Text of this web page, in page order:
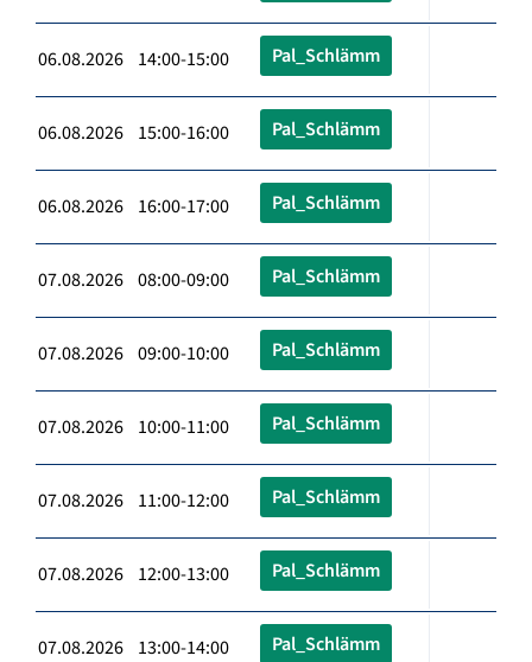
06.08.2026 14:00-15:00 Pal_Schlämm
06.08.2026 15:00-16:00 Pal_Schlämm
06.08.2026 16:00-17:00 Pal_Schlämm
07.08.2026 08:00-09:00 Pal_Schlämm
07.08.2026 09:00-10:00 Pal_Schlämm
07.08.2026 10:00-11:00 Pal_Schlämm
07.08.2026 11:00-12:00 Pal_Schlämm
07.08.2026 12:00-13:00 Pal_Schlämm
07.08.2026 13:00-14:00 Pal_Schlämm